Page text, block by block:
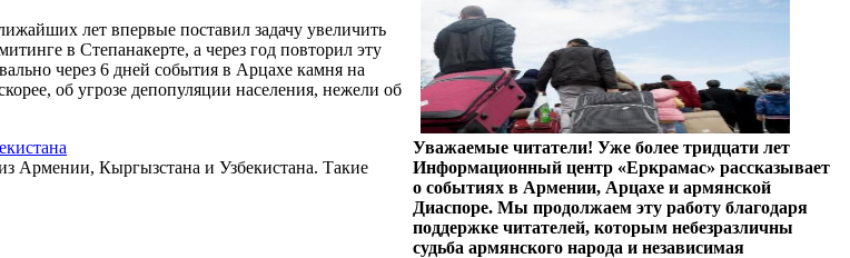
лет впервые поставил задачу увеличить
в Степанакерте, а через год повторил эту
через 6 дней события в Арцахе камня на
об угрозе депопуляции населения, нежели об
Армении, Кыргызстана и Узбекистана. Такие
Уважаемые читатели! Уже более тридцати лет
Информационный центр «Еркрамас» рассказывает
о событиях в Армении, Арцахе и армянской
Диаспоре. Мы продолжаем эту работу благодаря
поддержке читателей, которым небезразличны
судьба армянского народа и независимая